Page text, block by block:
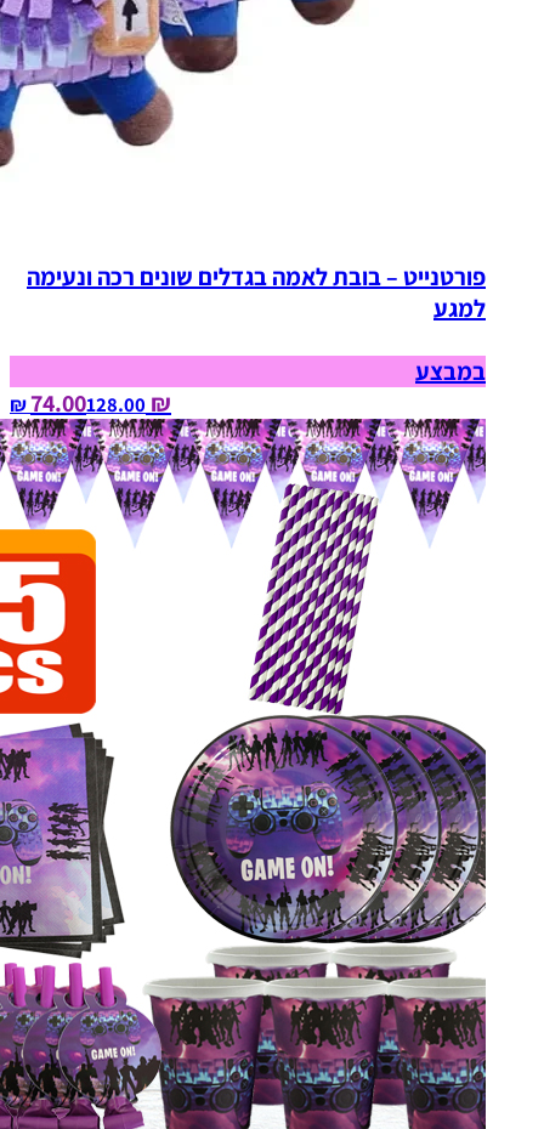
פורטנייט – בובת לאמה בגדלים שונים רכה ונעימה
למגע
במבצע
₪ 74.00
128.00‏ ₪